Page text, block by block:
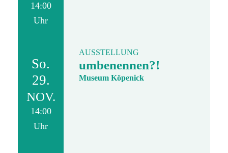
14:00
Uhr
So.
29.
NOV.
14:00
Uhr
AUSSTELLUNG
umbenennen?!
Museum Köpenick